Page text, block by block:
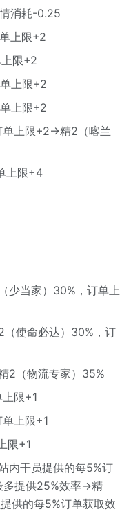
消耗-0.25
上限+2
限+2
上限+2
上限+2
单上限+2→精2（喀兰
上限+4
少当家）30%，订单上
使命必达）30%，订
2（物流专家）35%
限+1
上限+1
限+1
内干员提供的每5%订
多提供25%效率→精
供的每5%订单获取效